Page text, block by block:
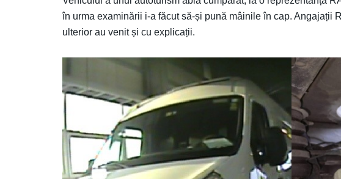
în urma examinării i-a făcut să-și pună mâinile în cap. Angajații
ulterior au venit și cu explicații.